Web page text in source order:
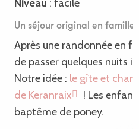
Niveau : facile
Un séjour original en famille
Après une randonnée en
de passer quelques nuits
Notre idée : le gîte et
de Keranraix
! Les
baptême de poney.